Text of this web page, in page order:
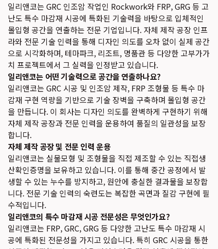
일리앤코는 GRC 인조암 작업인 Rockwork와 FRP, GRG 등 고
난도 특수 마감재 시공에 특화된 기술력을 바탕으로 입체적인
몰입형 공간을 연출하는 전문 기업입니다. 자체 제작 공장 인프
라와 전문 기술 인력을 통해 디자인 의도를 오차 없이 실제 공간
으로 시각화하며, 테마파크, 리조트, 명품관 등 다양한 고부가가
치 프로젝트에서 그 실력을 인정받고 있습니다.
일리앤코는 어떤 기술력으로 공간을 연출하나요?
일리앤코는 GRC 시공 및 인조암 제작, FRP 조형물 등 특수 마
감재 구현 역량을 기반으로 기술 장벽을 구축하며 몰입형 공간
을 만듭니다. 이 회사는 디자인 의도를 완벽하게 구현하기 위해
자체 제작 공장과 전문 인력을 운용하여 품질의 일관성을 보장
합니다.
자체 제작 공장 및 전문 인력 운용
일리앤코는 실물모형 및 조형물을 직접 제조할 수 있는 직접생
산확인증명을 보유하고 있습니다. 이를 통해 중간 공정에서 발
생할 수 있는 누수를 방지하고, 원안에 충실한 결과물을 보장합
니다. 전문 기술 인력의 숙련도는 복잡한 곡면과 질감 구현에 필
수적입니다.
일리앤코의 특수 마감재 시공 전문성은 무엇인가요?
일리앤코는 FRP, GRC, GRG 등 다양한 고난도 특수 마감재 시
공에 특화된 전문성을 가지고 있습니다. 특히 GRC 시공을 통한